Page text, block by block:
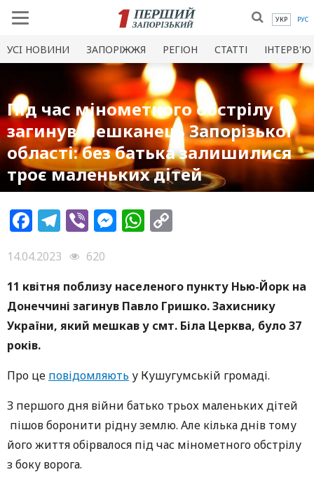
УКР РУС
УСI НОВИНИ ЗАПОРІЖЖЯ РЕГІОН СТАТТІ ІНТЕРВ'Ю
Під час мінометного обстрілу
загинув мешканець Запорізької
області: без батька залишилися
троє маленьких дітей
Facebook
Telegram
ViberMessenger
WhatsApp
14.04.2023
620
11 квітня поблизу населеного пункту Нью-Йорк на
Донеччині загинув Павло Гришко. Захиснику
України, який мешкав у смт. Біла Церква, було 37
років.
Про це повідомляють у Кушугумській громаді.
З першого дня війни батько трьох маленьких дітей
пішов боронити рідну землю. Але кілька днів тому
його життя обірвалося під час мінометного обстрілу
з боку ворога.